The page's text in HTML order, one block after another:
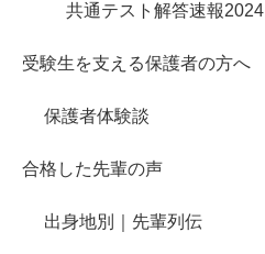
共通テスト解答速報2024
受験生を支える保護者の方へ
保護者体験談
合格した先輩の声
出身地別｜先輩列伝